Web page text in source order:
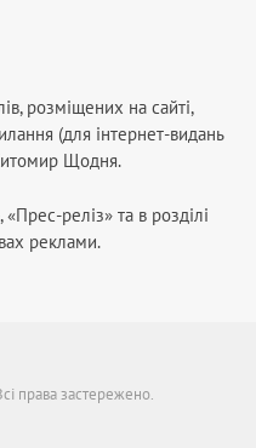
розміщених на сайті,
(для інтернет-видань
Щодня.
реліз» та в розділі
реклами.
права застережено.